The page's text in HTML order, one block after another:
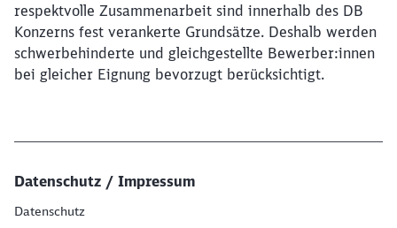
respektvolle Zusammenarbeit sind innerhalb des DB
Konzerns fest verankerte Grundsätze. Deshalb werden
schwerbehinderte und gleichgestellte Bewerber:innen
bei gleicher Eignung bevorzugt berücksichtigt.
Datenschutz / Impressum
Datenschutz